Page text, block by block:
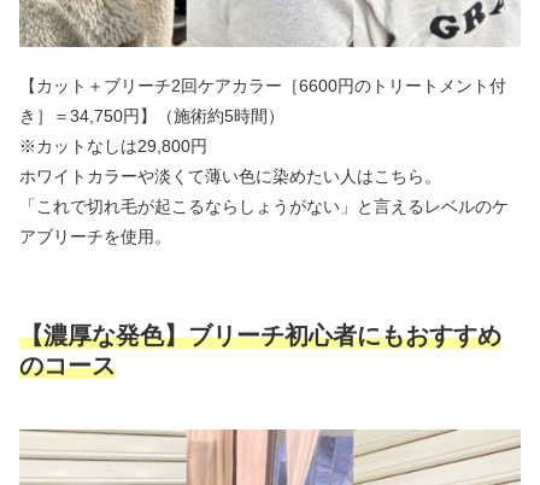
【カット＋ブリーチ2回ケアカラー［6600円のトリートメント付
き］＝34,750円】（施術約5時間）
※カットなしは29,800円
ホワイトカラーや淡くて薄い色に染めたい人はこちら。
「これで切れ毛が起こるならしょうがない」と言えるレベルのケ
アブリーチを使用。
【濃厚な発色】ブリーチ初心者にもおすすめ
のコース